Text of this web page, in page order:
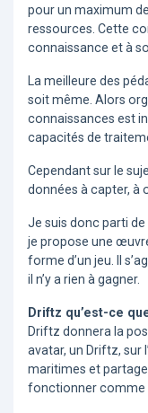
pour un maximum
ressources. Cette
connaissance et à
La meilleure des
soit même. Alors
connaissances est
capacités de
Cependant sur le
données à capter, à
Je suis donc parti
je propose une
forme d’un jeu. Il
il n’y a rien à gagner.
Driftz qu’est-ce
Driftz donnera la
avatar, un Driftz, sur
maritimes et
fonctionner comme